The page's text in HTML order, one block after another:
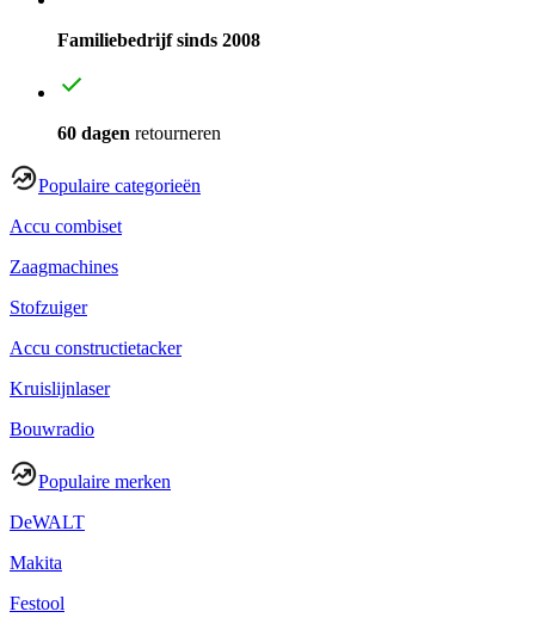
Familiebedrijf sinds 2008
60 dagen retourneren
Populaire categorieën
Accu combiset
Zaagmachines
Stofzuiger
Accu constructietacker
Kruislijnlaser
Bouwradio
Populaire merken
DeWALT
Makita
Festool